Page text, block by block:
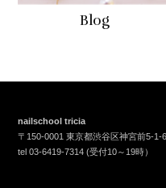
Blog
nailschool tricia
〒150-0001 東京都渋谷区神宮前5-1-
tel03-6419-7314 (受付10～19時）